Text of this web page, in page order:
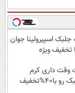
اسپیرولینا جوان
تخفیف ویژه
فقط 1ساعت وقت داری کرم
جوانساز جلبک رو با40%تخفیف